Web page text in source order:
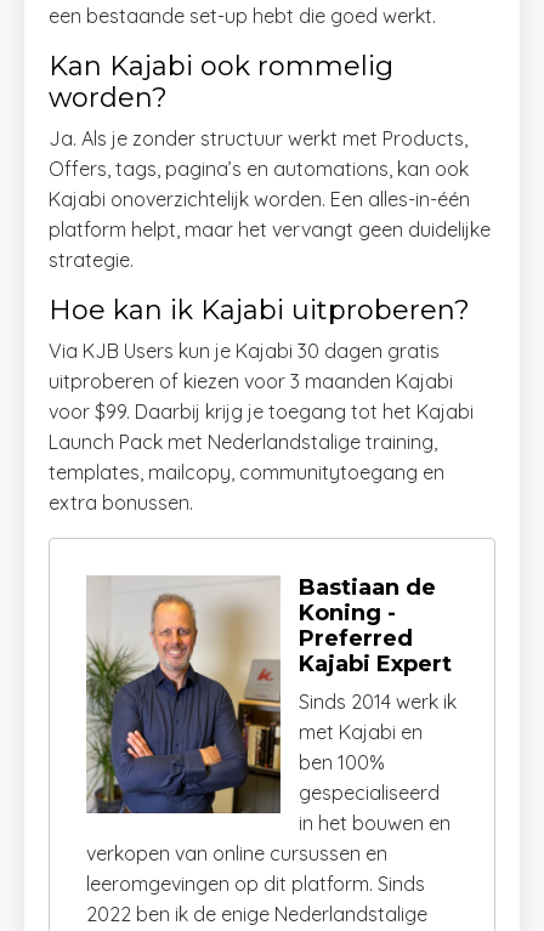
een bestaande set-up hebt die goed werkt.
Kan Kajabi ook rommelig
worden?
Ja. Als je zonder structuur werkt met Products,
Offers, tags, pagina’s en automations, kan ook
Kajabi onoverzichtelijk worden. Een alles-in-één
platform helpt, maar het vervangt geen duidelijke
strategie.
Hoe kan ik Kajabi uitproberen?
Via KJB Users kun je Kajabi 30 dagen gratis
uitproberen of kiezen voor 3 maanden Kajabi
voor $99. Daarbij krijg je toegang tot het Kajabi
Launch Pack met Nederlandstalige training,
templates, mailcopy, communitytoegang en
extra bonussen.
Bastiaan de
Koning -
Preferred
Kajabi Expert
Sinds 2014 werk ik
met Kajabi en
ben 100%
gespecialiseerd
in het bouwen en
verkopen van online cursussen en
leeromgevingen op dit platform. Sinds
2022 ben ik de enige Nederlandstalige